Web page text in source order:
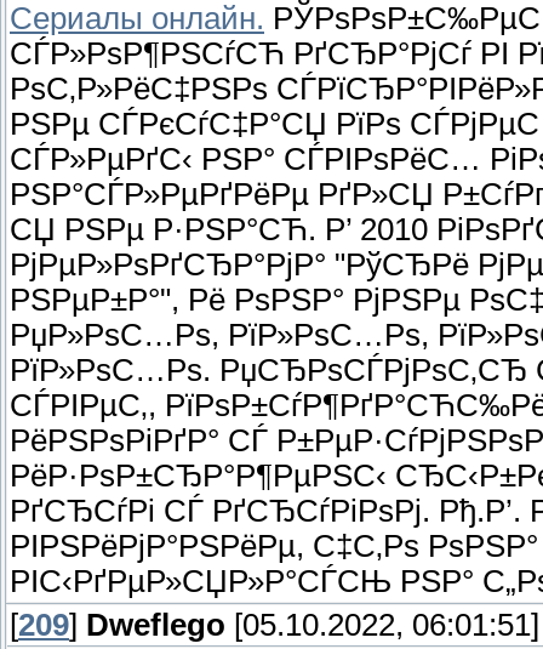
Сериалы онлайн.
СЃР»РѕР¶РЅСѓСЋ РґСЂР°РјСѓ РІ
РѕС‚Р»РёС‡РЅРѕ
РЅРµ СЃРєСѓС‡Р°СЏ РїРѕ
СЃР»РµРґС‹ РЅР° СЃРІРѕРёС…
РЅР°СЃР»РµРґРёРµ РґР»СЏ
СЏ РЅРµ Р·РЅР°СЋ. Р’ 2010
РјРµР»РѕРґСЂР°РјР° "РўСЂРё
РЅРµР±Р°", Рё РѕРЅР° РјРЅРµ
РџР»РѕС…Рѕ, РїР»РѕС…Рѕ,
РїР»РѕС…Рѕ. РџСЂРѕСЃРјРѕС‚СЂ
СЃРІРµС‚,
РёРЅРѕРіРґР° СЃ
РёР·РѕР±СЂР°Р¶РµРЅС‹
РґСЂСѓРі СЃ РґСЂСѓРіРѕРј.
РІРЅРёРјР°РЅРёРµ, С‡С‚Рѕ
РІС‹РґРµР»СЏР»Р°СЃСЊ РЅР°
[209] Dweflego [05.10.2022, 06:01:51]